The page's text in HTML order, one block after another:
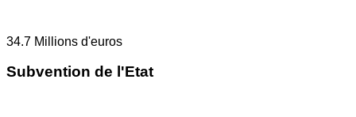
34.7 Millions d'euros
Subvention de l'Etat